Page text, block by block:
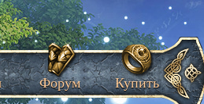
Форум Купить